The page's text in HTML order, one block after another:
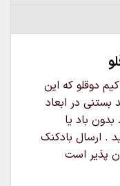
دوقلو که این
در ابعاد
بدون باد یا
. ارسال بادکنک
پذیر است